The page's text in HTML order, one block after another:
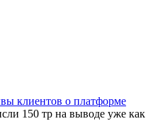
клиентов о платформе
150 тр на выводе уже как